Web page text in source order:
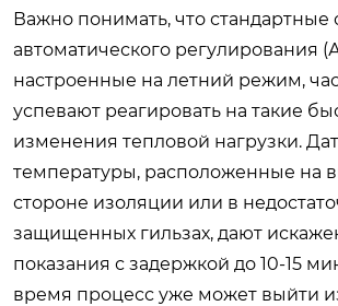
Важно понимать, что стандартные
автоматического регулирования
настроенные на летний режим,
успевают реагировать на такие
изменения тепловой нагрузки.
температуры, расположенные на
стороне изоляции или в
защищенных гильзах, дают
показания с задержкой до 10-15
время процесс уже может выйти